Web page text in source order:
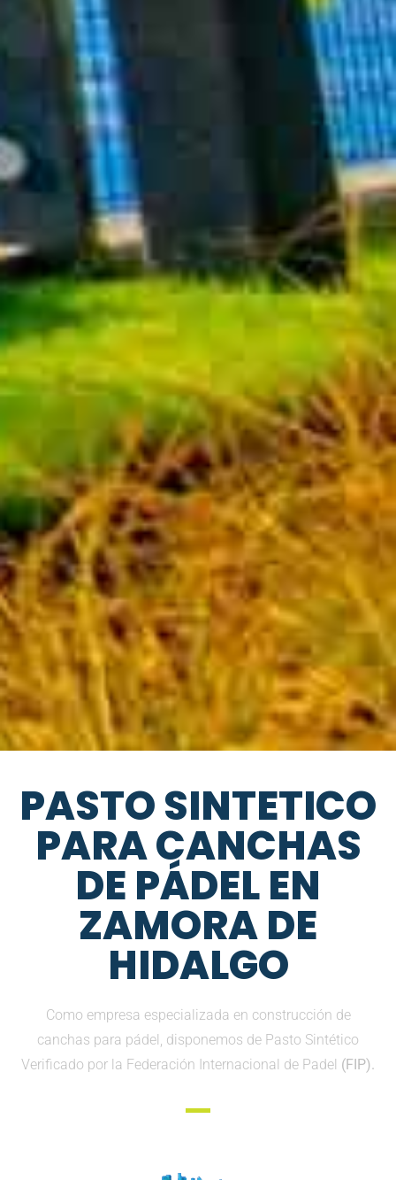
PASTO SINTETICO
PARA CANCHAS
DE PÁDEL EN
ZAMORA DE
HIDALGO
Como empresa especializada en construcción de
canchas para pádel, disponemos de Pasto Sintético
Verificado por la Federación Internacional de Padel (FIP).